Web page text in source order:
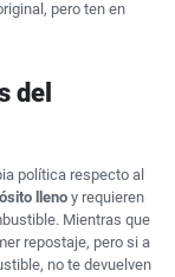
pero ten en
del
política respecto al
llenoy requieren
Mientras que
repostaje, pero si a
no te devuelven